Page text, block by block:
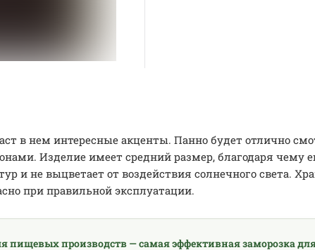
в нем интересные акценты. Панно будет отлично
Изделие имеет средний размер, благодаря
и не выцветает от воздействия солнечного света.
при правильной эксплуатации.
пищевых производств — самая эффективная заморозка